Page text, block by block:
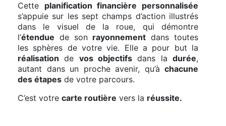
Cette planification financière personnalisée
s’appuie sur les sept champs d’action illustrés
dans le visuel de la roue, qui démontre
l’étendue de son rayonnement dans toutes
les sphères de votre vie. Elle a pour but la
réalisation de vos objectifs dans ladurée,
autant dans un proche avenir, qu’à chacune
des étapes de votre parcours.
C’est votre carte routière vers la réussite.